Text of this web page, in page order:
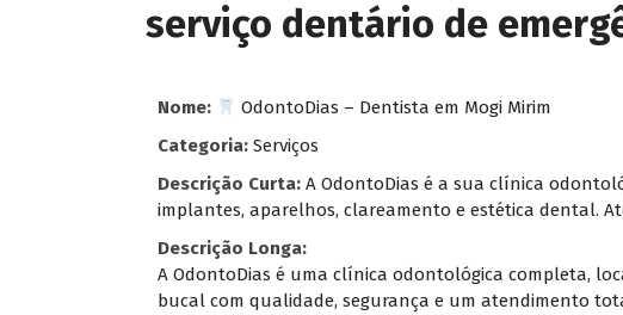
serviço dentário de
Nome:
OdontoDias – Dentista em Mogi Mirim
Categoria: Serviços
Descrição Curta: A OdontoDias é a sua clínica
implantes, aparelhos, clareamento e estética dental.
Descrição Longa:
A OdontoDias é uma clínica odontológica completa,
bucal com qualidade, segurança e um atendimento